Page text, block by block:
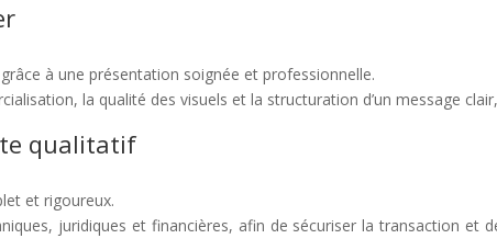
à une présentation soignée et professionnelle.
la qualité des visuels et la structuration d’un message
qualitatif
et rigoureux.
juridiques et financières, afin de sécuriser la transaction et